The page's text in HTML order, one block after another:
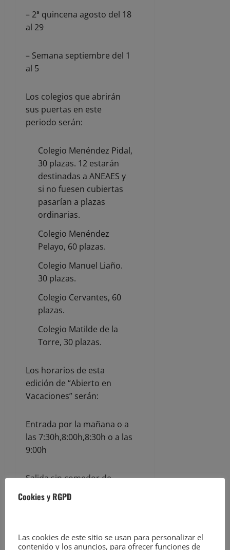
– 2ª quincena agosto del 18
al 29
– Semana septiembre del 1
al 5
Los colegios que abrirán
sus puertas en este
periodo serán:
Colegio Menéndez Pidal,
30 plazas. 12 estarán
destinadas a ANEAES y
si no fuesen cubiertas
pasarían a plazas
ordinarias.
Colegio Menéndez
Pelayo, 60 plazas.
Colegio Manuel Liaño.
30 plazas.
Colegio Cervantes, 60
plazas.
Colegio Matilde de la
Torre, 30 plazas.
Los horarios de esta
edición de “Abierto en
Vacaciones” serán:
Entrada por la mañana o a
las 7:30h,8:00h,8:30h o a las
9:00h
Salida sin comedor de
13:30h o a las 14:00h
15.30h o a las 17.00h
Cookies y RGPD
Las cookies de este sitio se usan para personalizar el
contenido y los anuncios, para ofrecer funciones de